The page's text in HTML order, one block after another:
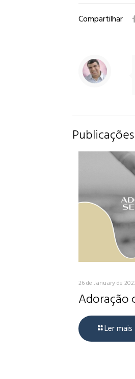
Compartilhar
26 de January de
Adoração
Ler mais